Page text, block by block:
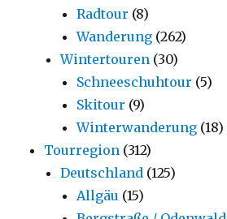
Radtour (8)
Wanderung (262)
Wintertouren (30)
Schneeschuhtour (5)
Skitour (9)
Winterwanderung (18)
Tourregion (312)
Deutschland (125)
Allgäu (15)